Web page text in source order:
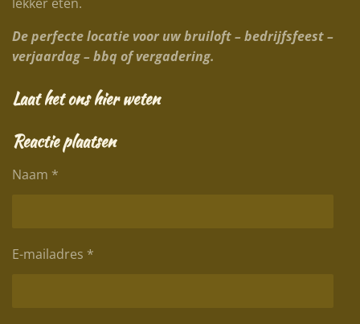
De perfecte locatie voor uw bruiloft – bedrijfsfeest –
verjaardag – bbq of vergadering.
Laat het ons hier weten
Reactie plaatsen
Naam *
E-mailadres *